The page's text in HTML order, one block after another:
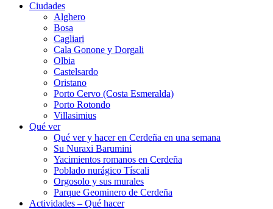
Ciudades
Alghero
Bosa
Cagliari
Cala Gonone y Dorgali
Olbia
Castelsardo
Oristano
Porto Cervo (Costa Esmeralda)
Porto Rotondo
Villasimius
Qué ver
Qué ver y hacer en Cerdeña en una semana
Su Nuraxi Barumini
Yacimientos romanos en Cerdeña
Poblado nurágico Tíscali
Orgosolo y sus murales
Parque Geominero de Cerdeña
Actividades – Qué hacer